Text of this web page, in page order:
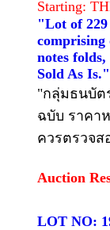
Starting:
"Lot of
comprising
notes
Sold As Is."
"กลุ่มธนบัต
ฉบับ ราคา
ควรตรวจส
Auction
LOT NO: